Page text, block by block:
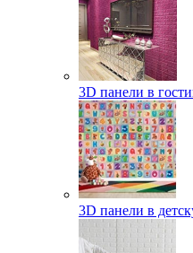
3D панели в
3D панели в